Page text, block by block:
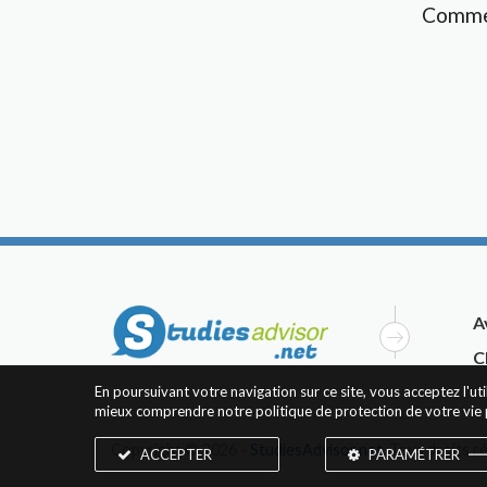
Copyright © 2026 - StudiesAdvisor.net. Tous droits
En poursuivant votre navigation sur ce site, vous acceptez
mieux comprendre notre politique de protection de votre vie
ACCEPTER PARAMÉTRER